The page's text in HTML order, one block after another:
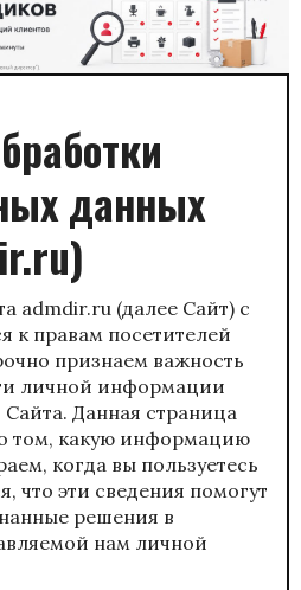
данных
admdir.ru (далее Сайт) с
к правам посетителей
признаем важность
личной информации
Данная страница
том, какую информацию
когда вы пользуетесь
что эти сведения помогут
решения в
нам личной